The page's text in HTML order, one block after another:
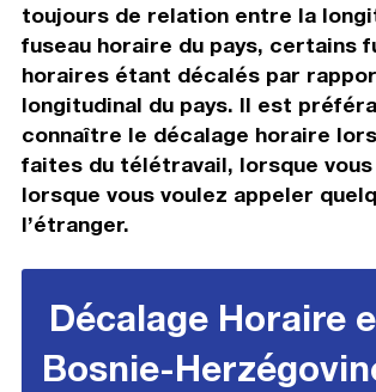
toujours de relation entre la
fuseau horaire du pays, certains
horaires étant décalés par
longitudinal du pays. Il est
connaître le décalage horaire
faites du télétravail, lorsque vous
lorsque vous voulez appeler
l’étranger.
Décalage Horaire
Bosnie-